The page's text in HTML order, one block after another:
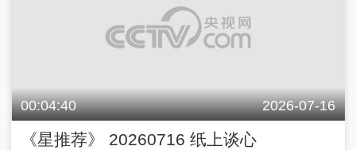
00:04:40 2026-07-16
《星推荐》 20260716 纸上谈心